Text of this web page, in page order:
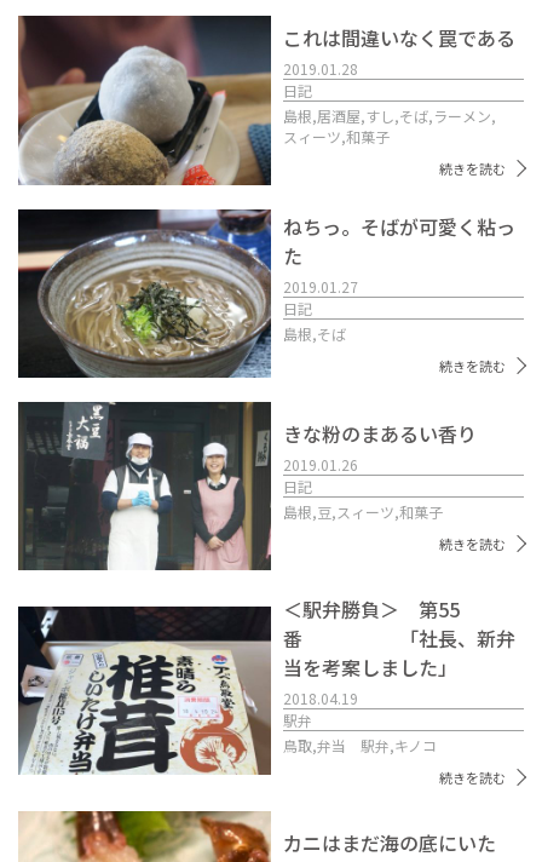
これは間違いなく罠である
2019.01.28
日記
島根,居酒屋,すし,そば,ラーメン,
スィーツ,和菓子
続きを読む
ねちっ。そばが可愛く粘っ
た
2019.01.27
日記
島根,そば
続きを読む
きな粉のまあるい香り
2019.01.26
日記
島根,豆,スィーツ,和菓子
続きを読む
＜駅弁勝負＞ 第55
番 「社長、新弁
当を考案しました」
2018.04.19
駅弁
鳥取,弁当 駅弁,キノコ
続きを読む
カニはまだ海の底にいた